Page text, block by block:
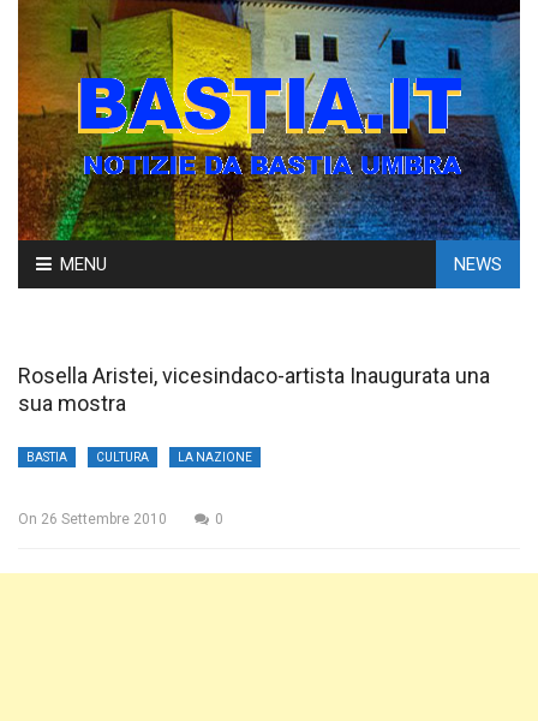
Skip
to
MENU NEWS
Rosella Aristei, vicesindaco-artista Inaugurata una
sua mostra
BASTIA CULTURA LA NAZIONE
On 26 Settembre 2010 0